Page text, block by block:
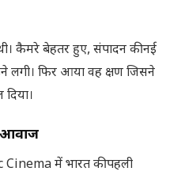
कैमरे बेहतर हुए, संपादन की नई
लगी। फिर आया वह क्षण जिसने
आवाज
में भारत की पहली